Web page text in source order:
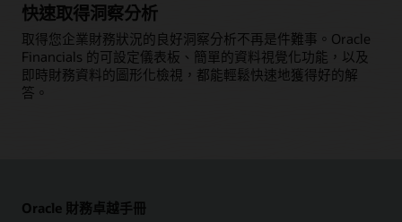
快速取得洞察分析
取得您企業財務狀況的良好洞察分析不再是件難事。Oracle
Financials 的可設定儀表板、簡單的資料視覺化功能，以及
即時財務資料的圖形化檢視，都能輕鬆快速地獲得好的解
答。
Oracle 財務卓越手冊